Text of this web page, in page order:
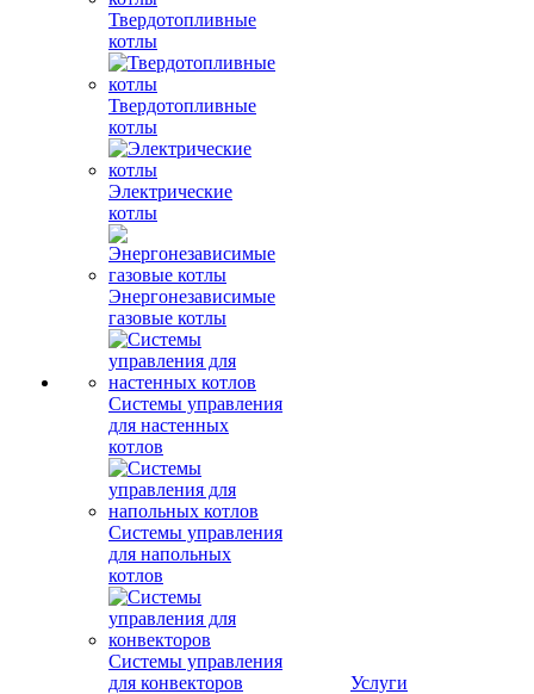
Твердотопливные
котлы
Твердотопливные
котлы
Электрические
котлы
Энергонезависимые
газовые котлы
Системы управления
для настенных
котлов
Системы управления
для напольных
котлов
Системы управления
для конвекторов
Услуги